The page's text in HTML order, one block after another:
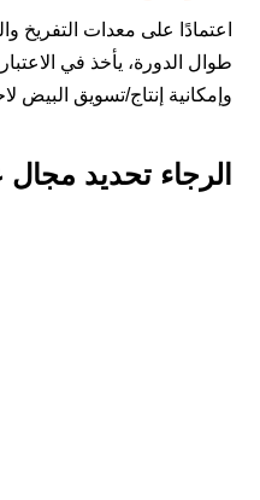
اعتمادًا على معدات التفريخ
طوال الدورة، يأخذ في
وإمكانية إنتاج/تسويق البيض
الرجاء تحديد